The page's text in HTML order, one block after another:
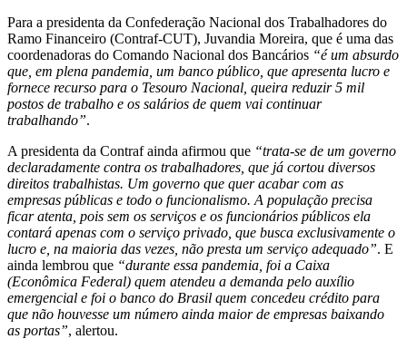
Para a presidenta da Confederação Nacional dos Trabalhadores do
Ramo Financeiro (Contraf-CUT), Juvandia Moreira, que é uma das
coordenadoras do Comando Nacional dos Bancários “é um absurdo
que, em plena pandemia, um banco público, que apresenta lucro e
fornece recurso para o Tesouro Nacional, queira reduzir 5 mil
postos de trabalho e os salários de quem vai continuar
trabalhando”.
A presidenta da Contraf ainda afirmou que “trata-se de um governo
declaradamente contra os trabalhadores, que já cortou diversos
direitos trabalhistas. Um governo que quer acabar com as
empresas públicas e todo o funcionalismo. A população precisa
ficar atenta, pois sem os serviços e os funcionários públicos ela
contará apenas com o serviço privado, que busca exclusivamente o
lucro e, na maioria das vezes, não presta um serviço adequado”. E
ainda lembrou que “durante essa pandemia, foi a Caixa
(Econômica Federal) quem atendeu a demanda pelo auxílio
emergencial e foi o banco do Brasil quem concedeu crédito para
que não houvesse um número ainda maior de empresas baixando
as portas”, alertou.